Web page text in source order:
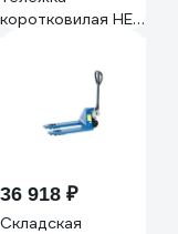
коротковилая HELI
36 918 ₽
Складская